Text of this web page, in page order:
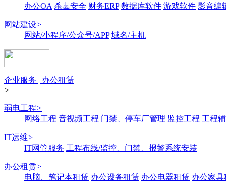
办公OA 杀毒安全 财务ERP 数据库软件 游戏软件 影音编
网站建设>
网站/小程序/公众号/APP 域名/主机
企业服务 | 办公租赁
>
弱电工程>
网络工程 音视频工程 门禁、停车厂管理 监控工程 工程
IT运维>
IT网管服务 工程布线/监控、门禁、报警系统安装
办公租赁>
电脑、笔记本租赁 办公设备租赁 办公电器租赁 办公家具